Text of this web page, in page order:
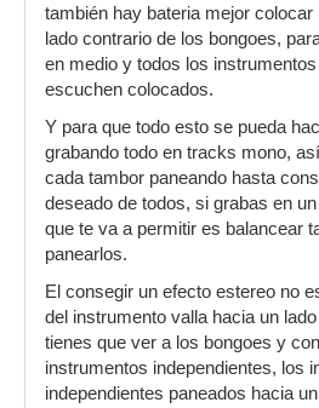
también hay bateria mejor colocar
lado contrario de los bongoes,
en medio y todos los
escuchen colocados.
Y para que todo esto se pueda
grabando todo en tracks mono,
cada tambor paneando hasta
deseado de todos, si grabas en
que te va a permitir es balancear
panearlos.
El consegir un efecto estereo no
del instrumento valla hacia un
tienes que ver a los bongoes y
instrumentos independientes, los
independientes paneados hacia